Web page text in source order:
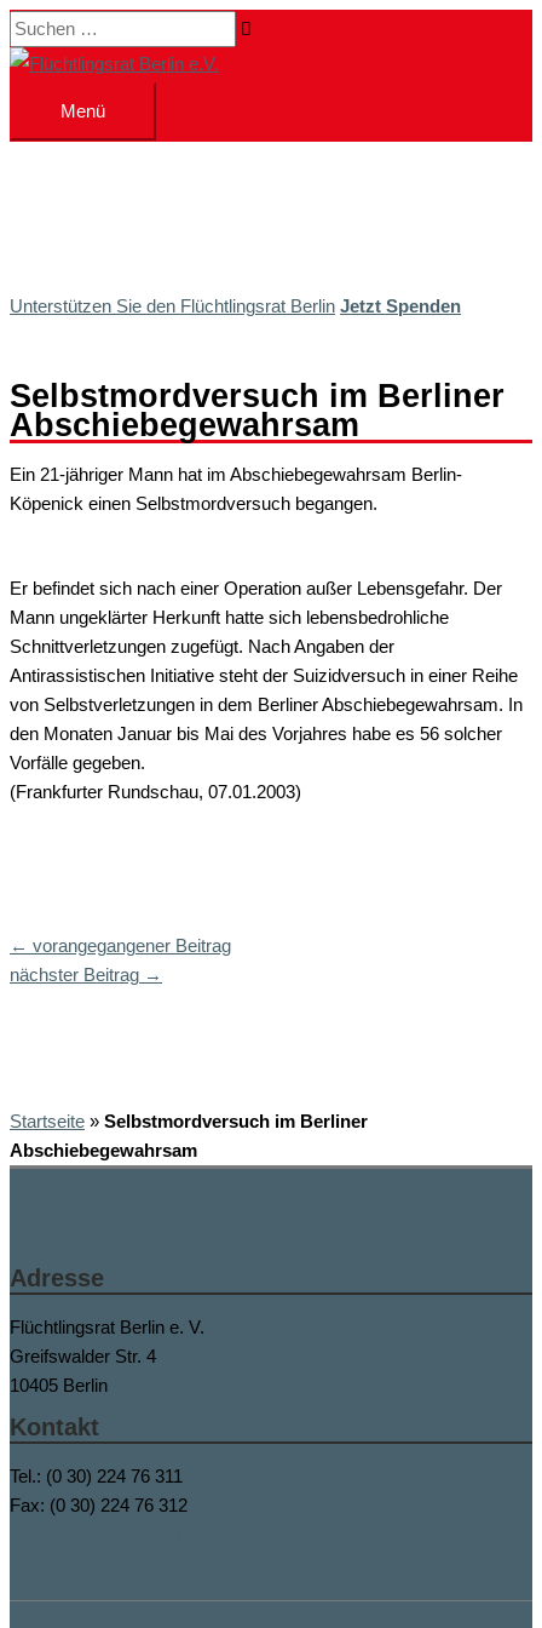
Zum
Inhalt
Suchen …
Menü
Menü
Unterstützen Sie den Flüchtlingsrat Berlin Jetzt Spenden
Selbstmordversuch im Berliner
Abschiebegewahrsam
Ein 21-jähriger Mann hat im Abschiebegewahrsam Berlin-
Köpenick einen Selbstmordversuch begangen.
Er befindet sich nach einer Operation außer Lebensgefahr. Der
Mann ungeklärter Herkunft hatte sich lebensbedrohliche
Schnittverletzungen zugefügt. Nach Angaben der
Antirassistischen Initiative steht der Suizidversuch in einer Reihe
von Selbstverletzungen in dem Berliner Abschiebegewahrsam. In
den Monaten Januar bis Mai des Vorjahres habe es 56 solcher
Vorfälle gegeben.
(Frankfurter Rundschau, 07.01.2003)
← vorangegangener Beitrag
nächster Beitrag →
Startseite » Selbstmordversuch im Berliner
Abschiebegewahrsam
Adresse
Flüchtlingsrat Berlin e. V.
Greifswalder Str. 4
10405 Berlin
Kontakt
Tel.: (0 30) 224 76 311
Fax: (0 30) 224 76 312